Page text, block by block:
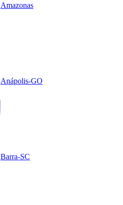
Amazonas
Anápolis-GO
Barra-SC